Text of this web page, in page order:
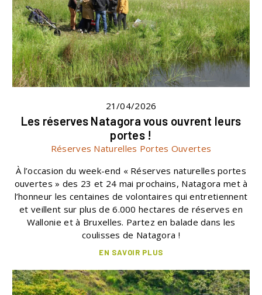
21/04/2026
Les réserves Natagora vous ouvrent leurs
portes !
Réserves Naturelles Portes Ouvertes
À l’occasion du week-end « Réserves naturelles portes
ouvertes » des 23 et 24 mai prochains, Natagora met à
l’honneur les centaines de volontaires qui entretiennent
et veillent sur plus de 6.000 hectares de réserves en
Wallonie et à Bruxelles. Partez en balade dans les
coulisses de Natagora !
EN SAVOIR PLUS